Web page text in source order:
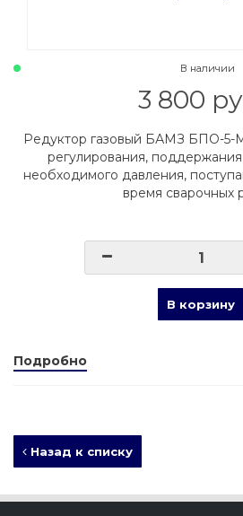
011 Круги
В наличии
3 800
Редуктор газовый БАМЗ БПО-5-
регулирования,
необходимого давления,
время сварочных
В корзину
Подробно
Назад к списку